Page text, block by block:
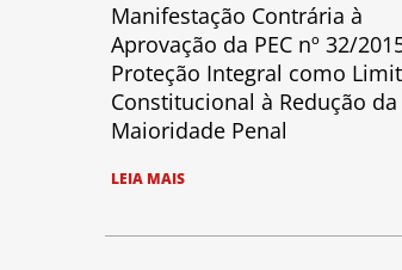
Manifestação Contrária à
Aprovação da PEC nº 32/
Proteção Integral como
Constitucional à Redução da
Maioridade Penal
LEIA MAIS